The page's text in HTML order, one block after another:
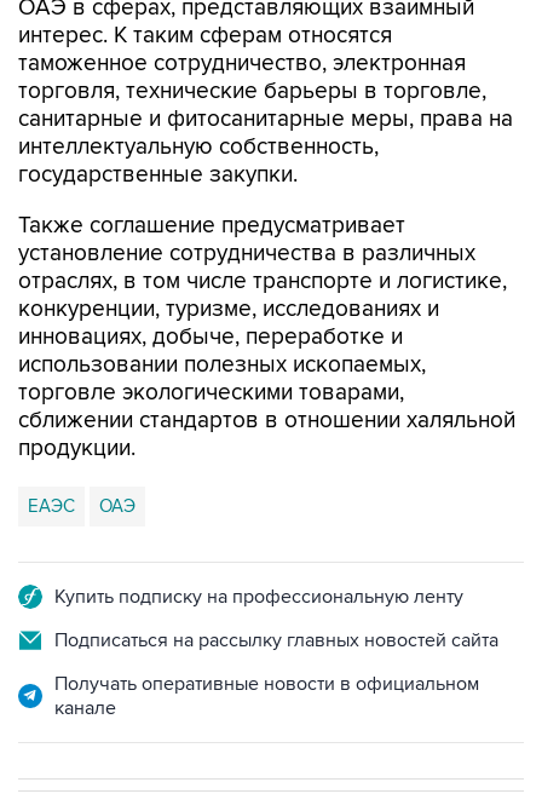
ОАЭ в сферах, представляющих взаимный
интерес. К таким сферам относятся
таможенное сотрудничество, электронная
торговля, технические барьеры в торговле,
санитарные и фитосанитарные меры, права на
интеллектуальную собственность,
государственные закупки.
Также соглашение предусматривает
установление сотрудничества в различных
отраслях, в том числе транспорте и логистике,
конкуренции, туризме, исследованиях и
инновациях, добыче, переработке и
использовании полезных ископаемых,
торговле экологическими товарами,
сближении стандартов в отношении халяльной
продукции.
ЕАЭС ОАЭ
Купить подписку на профессиональную ленту
Подписаться на рассылку главных новостей сайта
Получать оперативные новости в официальном
канале